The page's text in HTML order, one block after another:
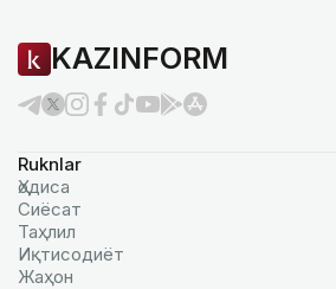
KAZINFORM
Ruknlar
Ҳодиса
Сиёсат
Таҳлил
Иқтисодиёт
Жаҳон